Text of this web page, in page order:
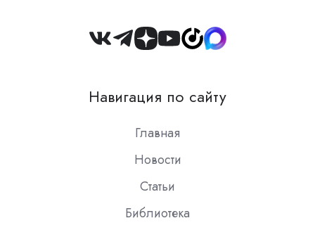
Join
Slack
Навигация по сайту
Главная
Новости
Статьи
Библиотека